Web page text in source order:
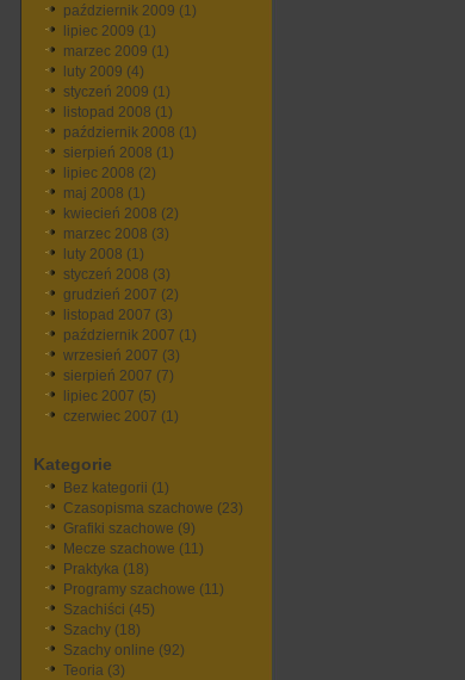
październik 2009 (1)
lipiec 2009 (1)
marzec 2009 (1)
luty 2009 (4)
styczeń 2009 (1)
listopad 2008 (1)
październik 2008 (1)
sierpień 2008 (1)
lipiec 2008 (2)
maj 2008 (1)
kwiecień 2008 (2)
marzec 2008 (3)
luty 2008 (1)
styczeń 2008 (3)
grudzień 2007 (2)
listopad 2007 (3)
październik 2007 (1)
wrzesień 2007 (3)
sierpień 2007 (7)
lipiec 2007 (5)
czerwiec 2007 (1)
Kategorie
Bez kategorii (1)
Czasopisma szachowe (23)
Grafiki szachowe (9)
Mecze szachowe (11)
Praktyka (18)
Programy szachowe (11)
Szachiści (45)
Szachy (18)
Szachy online (92)
Teoria (3)